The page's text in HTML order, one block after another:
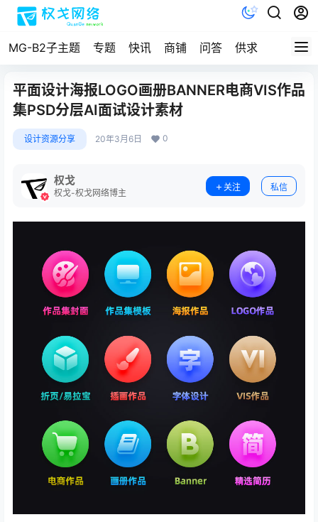
MG-B2子主题 专题 快讯 商铺 问答 供求
平面设计海报LOGO画册BANNER电商VIS作品
集PSD分层AI面试设计素材
设计资源分享 20年3月6日 0
权戈
权戈-权戈网络博主
关注 私信